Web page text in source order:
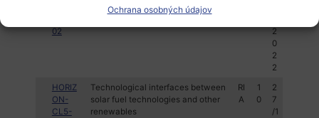
Ochrana osobných údajov
02
2
0
2
2
HORIZ
ON-
CL5-
Technological interfaces between
solar fuel technologies and other
renewables
RI
A
1
0
2
7
/1